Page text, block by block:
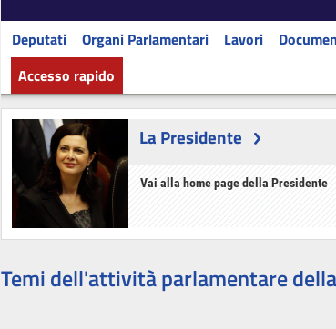
Deputati Organi Parlamentari Lavori
Accesso rapido
La Presidente
Vai alla home page della Presidente
Temi dell'attività parlamentare